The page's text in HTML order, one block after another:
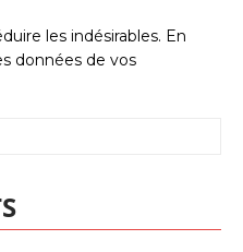
les indésirables. En
données de vos